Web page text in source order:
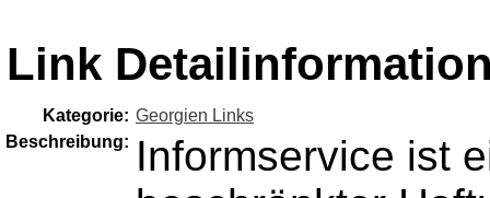
Link
Kategorie: Georgien Links
Beschreibung: Informservice ist